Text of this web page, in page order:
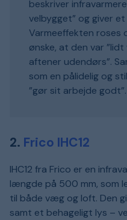
beskriver
velbygget” og giver
Varmeeffekten roses
ønske, at den var
aftener udendørs”.
som en pålidelig og
”gør sit arbejde godt”.
2. Frico IHC12
IHC12 fra Frico er en
længde på 500 mm, som
til både væg og loft. Den
samt et behageligt lys –